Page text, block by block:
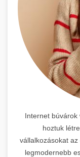
Internet búvárok
hoztuk
vállalkozásokat
legmodernebb